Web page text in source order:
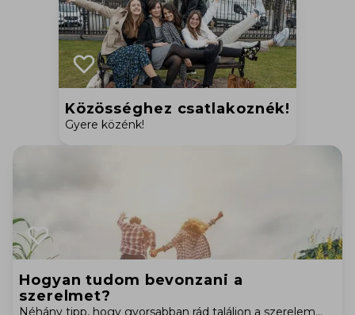
Közösséghez csatlakoznék!
Gyere közénk!
Hogyan tudom bevonzani a
szerelmet?